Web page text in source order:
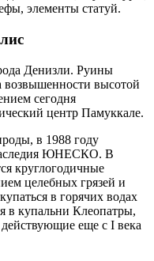
элементы статуй.
Денизли. Руины
возвышенности высотой
сегодня
центр Памуккале.
в 1988 году
ЮНЕСКО. В
круглогодичные
целебных грязей и
в горячих водах
в купальни Клеопатры,
еще с I века